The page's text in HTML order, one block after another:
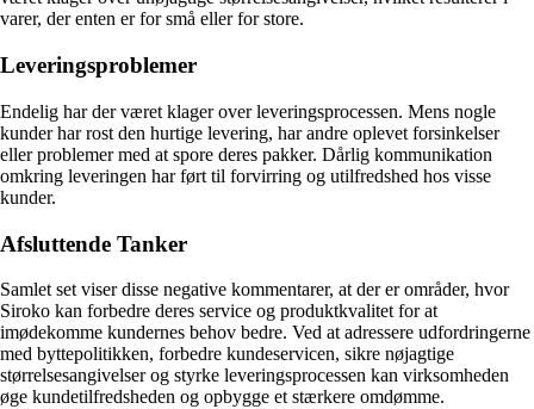
varer, der enten er for små eller for store.
Leveringsproblemer
Endelig har der været klager over leveringsprocessen. Mens nogle
kunder har rost den hurtige levering, har andre oplevet forsinkelser
eller problemer med at spore deres pakker. Dårlig kommunikation
omkring leveringen har ført til forvirring og utilfredshed hos visse
kunder.
Afsluttende Tanker
Samlet set viser disse negative kommentarer, at der er områder, hvor
Siroko kan forbedre deres service og produktkvalitet for at
imødekomme kundernes behov bedre. Ved at adressere udfordringerne
med byttepolitikken, forbedre kundeservicen, sikre nøjagtige
størrelsesangivelser og styrke leveringsprocessen kan virksomheden
øge kundetilfredsheden og opbygge et stærkere omdømme.